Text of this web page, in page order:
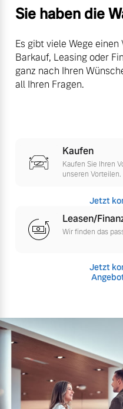
Finanzierung &
Versicherung
Sie haben die
Es gibt viele Wege
Barkauf, Leasing oder
ganz nach Ihren
all Ihren Fragen.
Kaufen
Kaufen Sie Ihren
unseren Vorteilen.
Jetzt
Leasen/
Wir finden das
Jetzt